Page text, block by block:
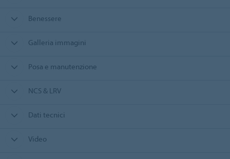
Benessere
Galleria immagini
Posa e manutenzione
NCS & LRV
Dati tecnici
Video